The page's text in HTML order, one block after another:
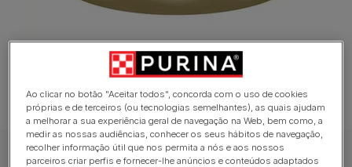
PRO PLAN Ração Húmida para gato
Ao clicar no botão "Aceitar todos", concorda com o uso de cookies
próprias e de terceiros (ou tecnologias semelhantes), as quais ajudam
a melhorar a sua experiência geral de navegação na Web, bem como, a
medir as nossas audiências, conhecer os seus hábitos de navegação,
recolher informação útil que nos permita a nós e aos nossos
parceiros criar perfis e fornecer-lhe anúncios e conteúdos adaptados